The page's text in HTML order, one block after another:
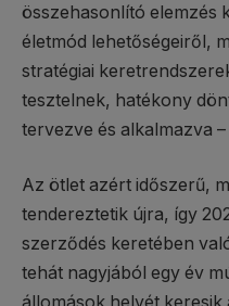
összehasonlító elemzés
életmód lehetőségeiről,
stratégiai
tesztelnek, hatékony
tervezve és alkalmazva
Az ötlet azért időszerű,
tendereztetik újra, így
szerződés keretében
tehát nagyjából egy év